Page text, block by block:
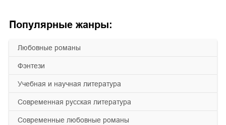
Популярные жанры:
любовные романы
фэнтези
учебная и научная литература
современная русская литература
современные любовные романы